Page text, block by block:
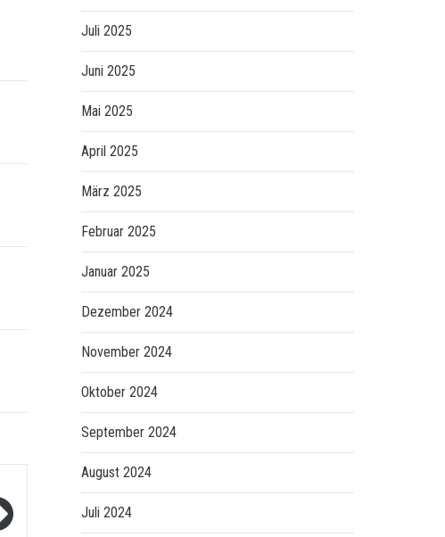
Juli 2025
Juni 2025
Mai 2025
April 2025
März 2025
Februar 2025
Januar 2025
Dezember 2024
November 2024
Oktober 2024
September 2024
August 2024
Juli 2024